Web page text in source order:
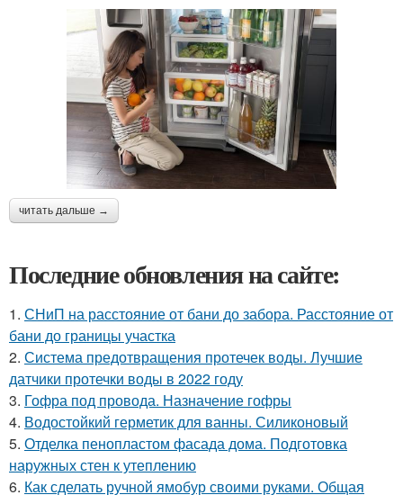
читать дальше →
Последние обновления на сайте:
1. СНиП на расстояние от бани до забора. Расстояние от
бани до границы участка
2. Система предотвращения протечек воды. Лучшие
датчики протечки воды в 2022 году
3. Гофра под провода. Назначение гофры
4. Водостойкий герметик для ванны. Силиконовый
5. Отделка пенопластом фасада дома. Подготовка
наружных стен к утеплению
6. Как сделать ручной ямобур своими руками. Общая